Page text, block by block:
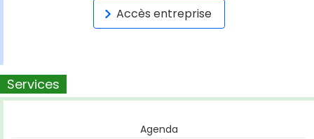
Accès entreprise
Services
Agenda